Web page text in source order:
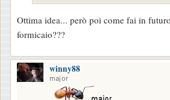
Ottima idea... però poi come fai in
formicaio???
winny88
major